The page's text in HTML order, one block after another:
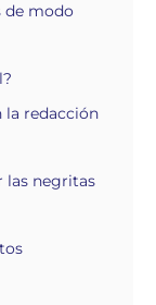
de modo
la redacción
las negritas